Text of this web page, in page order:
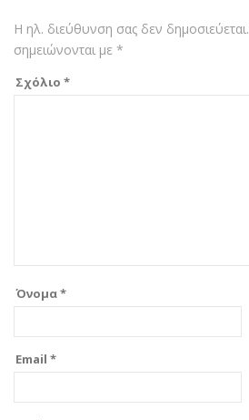
Η ηλ. διεύθυνση σας δεν δημοσιεύεται.
σημειώνονται με *
Σχόλιο *
Όνομα*
Email *